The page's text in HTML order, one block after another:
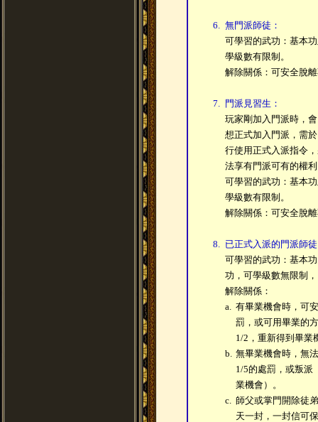
6. 無門派師徒：
可學習的武功：基本
學級數有限制。
解除關係：可安全脫
7. 門派見習生：
玩家剛加入門派時，
想正式加入門派，需
行使用正式入派指令
法享有門派可有的權
可學習的武功：基本
學級數有限制。
解除關係：可安全脫
8. 已正式入派的門派師
可學習的武功：基本
功，可學級數無限制
解除關係：
a. 有畢業機會時，可
罰，或可用畢業的
1/2，重新得到畢業
b. 無畢業機會時，無
1/5的處罰，或叛派
業機會）。
c. 師父或掌門開除徒
天一封，一封信可